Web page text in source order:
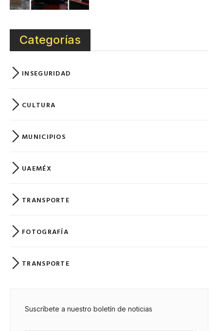
Categorías
INSEGURIDAD
CULTURA
MUNICIPIOS
UAEMÉX
TRANSPORTE
FOTOGRAFÍA
TRANSPORTE
Suscríbete a nuestro boletín de noticias